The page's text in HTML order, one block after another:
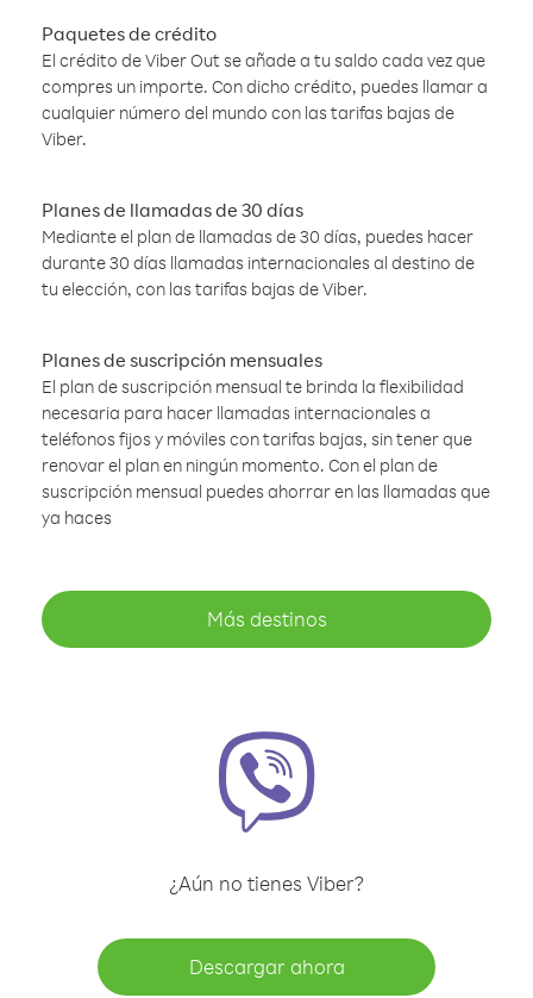
Paquetes de crédito
El crédito de Viber Out se añade a tu saldo cada vez que
compres un importe. Con dicho crédito, puedes llamar a
cualquier número del mundo con las tarifas bajas de
Viber.
Planes de llamadas de 30 días
Mediante el plan de llamadas de 30 días, puedes hacer
durante 30 días llamadas internacionales al destino de
tu elección, con las tarifas bajas de Viber.
Planes de suscripción mensuales
El plan de suscripción mensual te brinda la flexibilidad
necesaria para hacer llamadas internacionales a
teléfonos fijos y móviles con tarifas bajas, sin tener que
renovar el plan en ningún momento. Con el plan de
suscripción mensual puedes ahorrar en las llamadas que
ya haces
Más destinos
¿Aún no tienes Viber?
Descargar ahora